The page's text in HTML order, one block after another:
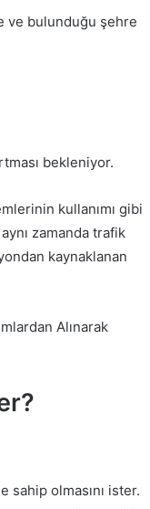
ve bulunduğu şehre
bekleniyor.
kullanımı gibi
zamanda trafik
kaynaklanan
Alınarak
olmasını ister.